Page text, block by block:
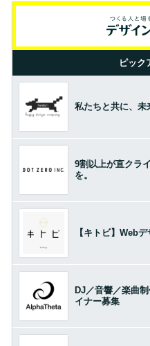
ピック
私たちと共に、未
9割以上が直クラ
を。
【キトビ】Web
DJ／音響／楽曲
イナー募集